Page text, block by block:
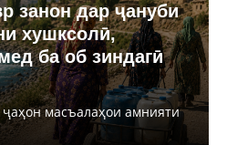
занон дар ҷануби
хушксолӣ,
ба об зиндагӣ
масъалаҳои амнияти